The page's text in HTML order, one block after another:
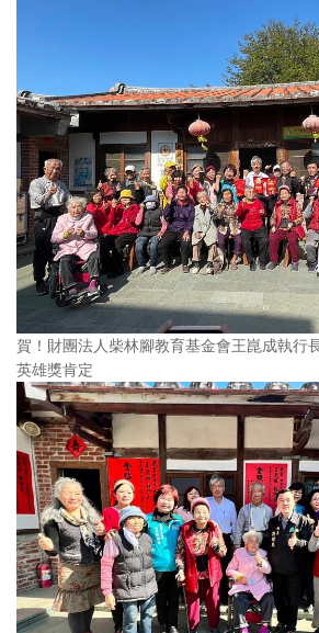
賀！財團法人柴林腳教育基金會王崑成執行
英雄獎肯定